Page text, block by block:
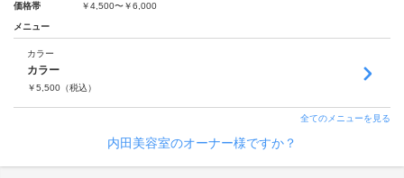
価格帯
￥4,500〜￥6,000
メニュー
カラー
カラー
￥5,500 （税込）
全てのメニューを見る
内田美容室のオーナー様ですか？